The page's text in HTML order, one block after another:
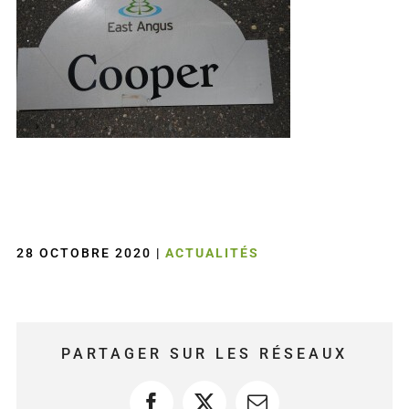
28 OCTOBRE 2020 | ACTUALITÉS
PARTAGER SUR LES RÉSEAUX